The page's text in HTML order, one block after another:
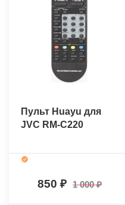
Пульт Huayu для
JVC RM-C220
850 1 000